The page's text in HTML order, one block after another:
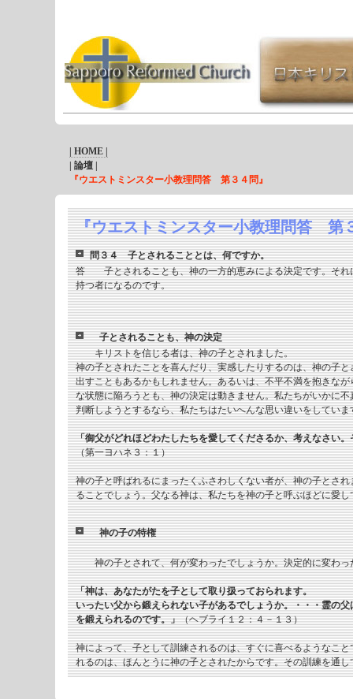
| HOME |
| 論壇 |
『ウエストミンスター小教理問答 第３４問』
『ウエストミンスター小教理問答 第
問３４ 子とされることとは、何ですか。
答 子とされることも、神の一方的恵みによる決定です。それ
持つ者になるのです。
子とされることも、神の決定
キリストを信じる者は、神の子とされました。
神の子とされたことを喜んだり、実感したりするのは、神の子
出すこともあるかもしれません。あるいは、不平不満を抱きな
な状態に陥ろうとも、神の決定は動きません。私たちがいかに
判断しようとするなら、私たちはたいへんな思い違いをしていま
「御父がどれほどわたしたちを愛してくださるか、考えなさい
（第一ヨハネ３：１）
神の子と呼ばれるにまったくふさわしくない者が、神の子とさ
ることでしょう。父なる神は、私たちを神の子と呼ぶほどに愛
神の子の特権
神の子とされて、何が変わったでしょうか。決定的に変わっ
「神は、あなたがたを子として取り扱っておられます。
いったい父から鍛えられない子があるでしょうか。・・・霊の
を鍛えられるのです。」（ヘブライ１２：４－１３）
神によって、子として訓練されるのは、すぐに喜べるようなこ
れるのは、ほんとうに神の子とされたからです。その訓練を通